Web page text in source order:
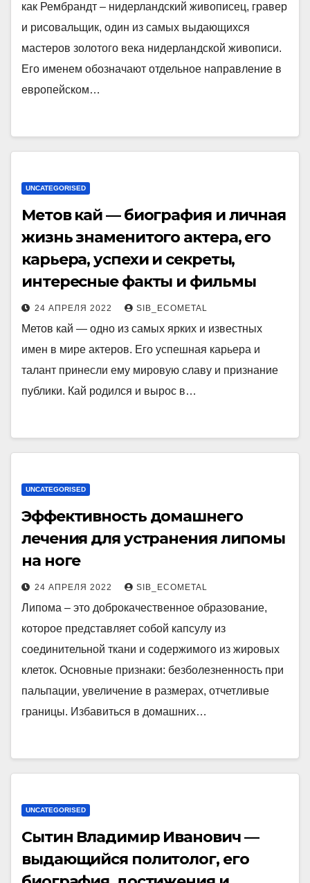
как Рембрандт – нидерландский живописец, гравер
и рисовальщик, один из самых выдающихся
мастеров золотого века нидерландской живописи.
Его именем обозначают отдельное направление в
европейском…
UNCATEGORISED
Метов кай — биография и личная
жизнь знаменитого актера, его
карьера, успехи и секреты,
интересные факты и фильмы
24 АПРЕЛЯ 2022 SIB_ECOMETAL
Метов кай — одно из самых ярких и известных
имен в мире актеров. Его успешная карьера и
талант принесли ему мировую славу и признание
публики. Кай родился и вырос в…
UNCATEGORISED
Эффективность домашнего
лечения для устранения липомы
на ноге
24 АПРЕЛЯ 2022 SIB_ECOMETAL
Липома – это доброкачественное образование,
которое представляет собой капсулу из
соединительной ткани и содержимого из жировых
клеток. Основные признаки: безболезненность при
пальпации, увеличение в размерах, отчетливые
границы. Избавиться в домашних…
UNCATEGORISED
Сытин Владимир Иванович —
выдающийся политолог, его